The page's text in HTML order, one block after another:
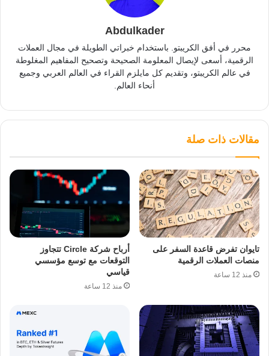
Abdulkader
محرر في أفق الكريبتو. باستخدام خبراتي الطويلة في مجال العملات
الرقمية، أسعى لإيصال المعلومة الصحيحة وتصحيح المفاهيم المغلوطة
في عالم الكريبتو، وتقديم كل مايلزم القراء في العالم العربي وجميع
أنحاء العالم.
مقالات ذات صلة
تايوان تفرض قاعدة السفر على
منصات العملات الرقمية
منذ 12 ساعة
أرباح شركة Circle تتجاوز
التوقعات مع توسع مؤسسي
قياسي
منذ 12 ساعة